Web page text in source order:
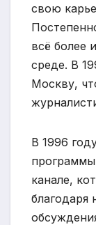
свою
всё более
среде. В
Москву,
В 1996
канале,
благодаря